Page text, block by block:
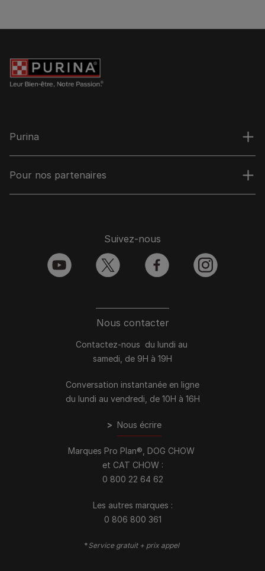
Purina
Pour nos partenaires
Nous contacter
Contactez-nous du lundi au
samedi, de 9H à 19H
Conversation instantanée en ligne
du lundi au vendredi, de 10H à 16H
> Nous écrire
Marques Pro Plan®, DOG CHOW
et CAT CHOW :
0 800 22 64 62
Les autres marques :​
0 806 800 361
*Service gratuit + prix appel
Suivez-nous
youtube twitter facebook instagram